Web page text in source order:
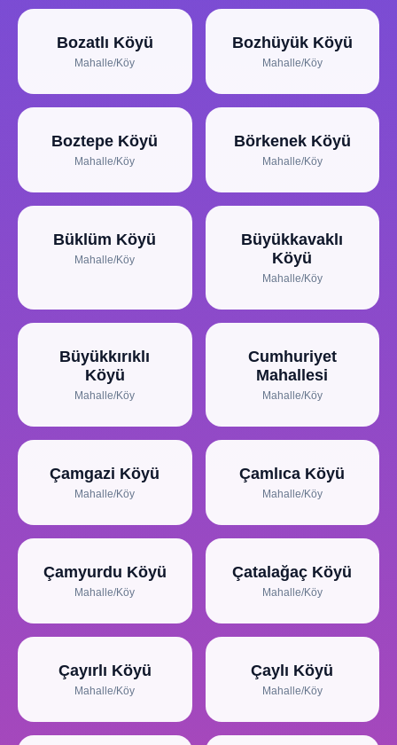
Bozatlı Köyü
Mahalle/Köy
Bozhüyük Köyü
Mahalle/Köy
Boztepe Köyü
Mahalle/Köy
Börkenek Köyü
Mahalle/Köy
Büklüm Köyü
Mahalle/Köy
Büyükkavaklı
Köyü
Mahalle/Köy
Büyükkırıklı
Köyü
Mahalle/Köy
Cumhuriyet
Mahallesi
Mahalle/Köy
Çamgazi Köyü
Mahalle/Köy
Çamlıca Köyü
Mahalle/Köy
Çamyurdu Köyü
Mahalle/Köy
Çatalağaç Köyü
Mahalle/Köy
Çayırlı Köyü
Mahalle/Köy
Çaylı Köyü
Mahalle/Köy